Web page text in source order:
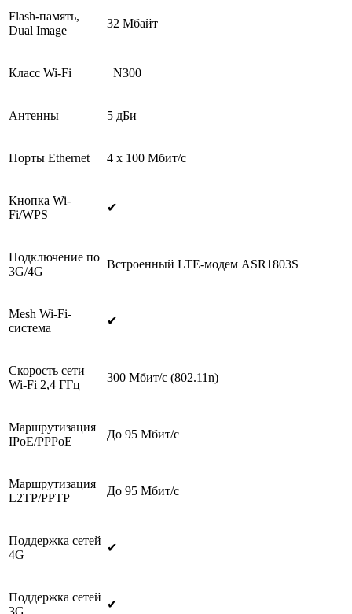
Flash-память,
Dual Image
32 Мбайт
Класс Wi-Fi N300
Антенны 5 дБи
Порты Ethernet 4 x 100 Мбит/с
Кнопка Wi-
Fi/WPS
✔
Подключение по
3G/4G
Встроенный LTE-модем ASR1803S
Mesh Wi-Fi-
система
✔
Скорость сети
Wi-Fi 2,4 ГГц
300 Мбит/с (802.11n)
Маршрутизация
IPoE/PPPoE
До 95 Мбит/с
Маршрутизация
L2TP/PPTP
До 95 Мбит/с
Поддержка сетей
4G
✔
Поддержка сетей
3G
✔